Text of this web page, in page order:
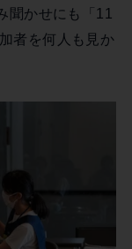
聞かせにも「11
者を何人も見か